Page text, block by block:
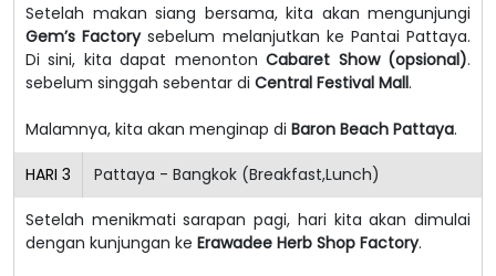
Setelah makan siang bersama, kita akan mengunjungi
Gem’s Factorysebelum melanjutkan ke Pantai Pattaya.
Di sini, kita dapat menontonCabaret Show (opsional).
sebelum singgah sebentar di Central Festival Mall.
Malamnya, kita akan menginap di Baron Beach Pattaya.
HARI 3 Pattaya - Bangkok (Breakfast,Lunch)
Setelah menikmati sarapan pagi, hari kita akan dimulai
dengan kunjungan ke Erawadee Herb Shop Factory.